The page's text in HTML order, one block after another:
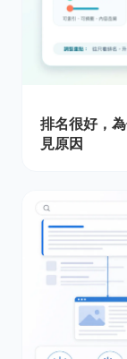
排名很好，
見原因